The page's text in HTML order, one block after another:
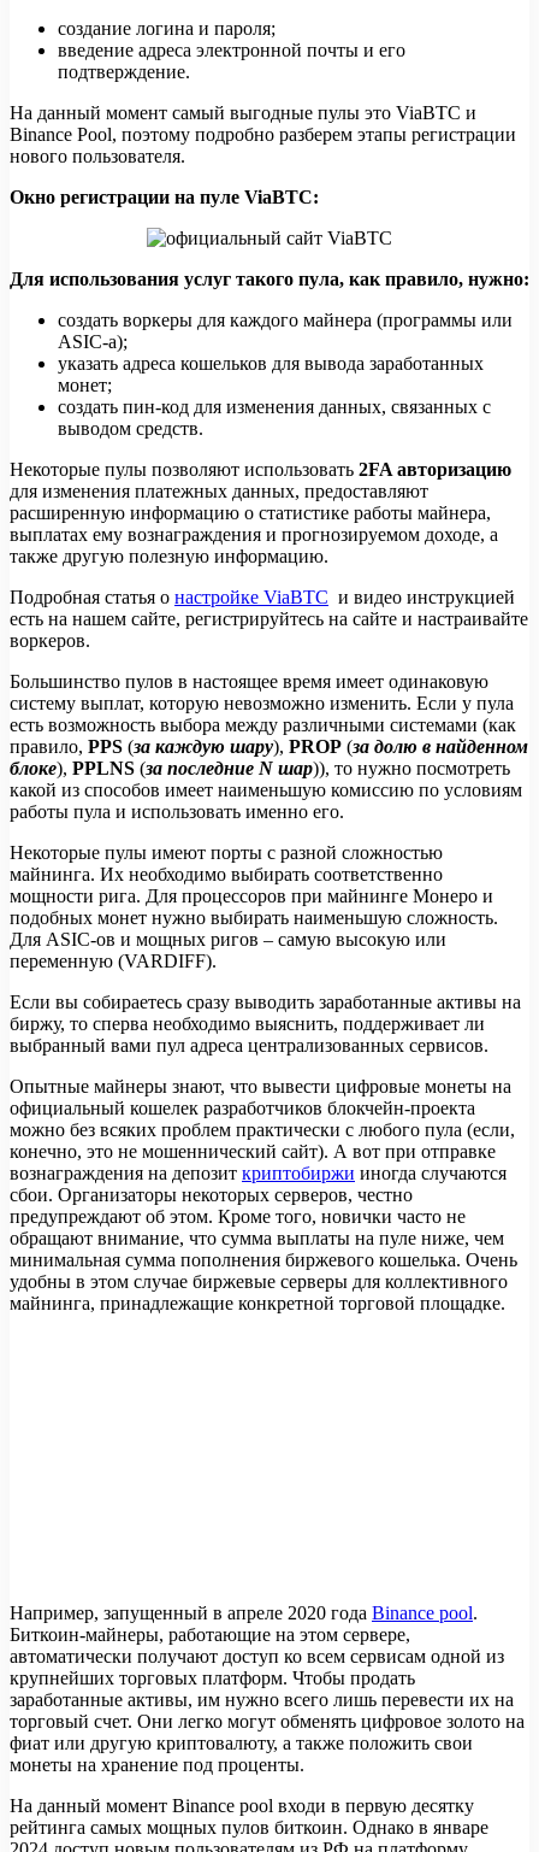
создание логина и пароля;
введение адреса электронной почты и его
подтверждение.
На данный момент самый выгодные пулы это ViaBTC и
Binance Pool, поэтому подробно разберем этапы регистрации
нового пользователя.
Окно регистрации на пуле ViaBTC:
Для использования услуг такого пула, как правило, нужно:
создать воркеры для каждого майнера (программы или
ASIC-а);
указать адреса кошельков для вывода заработанных
монет;
создать пин-код для изменения данных, связанных с
выводом средств.
Некоторые пулы позволяют использовать 2FA авторизацию
для изменения платежных данных, предоставляют
расширенную информацию о статистике работы майнера,
выплатах ему вознаграждения и прогнозируемом доходе, а
также другую полезную информацию.
Подробная статья о настройке ViaBTC и видео инструкцией
есть на нашем сайте, регистрируйтесь на сайте и настраивайте
воркеров.
Большинство пулов в настоящее время имеет одинаковую
систему выплат, которую невозможно изменить. Если у пула
есть возможность выбора между различными системами (как
правило, PPS (за каждую шару), PROP (за долю в найденном
блоке), PPLNS (за последние N шар)), то нужно посмотреть
какой из способов имеет наименьшую комиссию по условиям
работы пула и использовать именно его.
Некоторые пулы имеют порты с разной сложностью
майнинга. Их необходимо выбирать соответственно
мощности рига. Для процессоров при майнинге Монеро и
подобных монет нужно выбирать наименьшую сложность.
Для ASIC-ов и мощных ригов – самую высокую или
переменную (VARDIFF).
Если вы собираетесь сразу выводить заработанные активы на
биржу, то сперва необходимо выяснить, поддерживает ли
выбранный вами пул адреса централизованных сервисов.
Опытные майнеры знают, что вывести цифровые монеты на
официальный кошелек разработчиков блокчейн-проекта
можно без всяких проблем практически с любого пула (если,
конечно, это не мошеннический сайт). А вот при отправке
вознаграждения на депозит криптобиржи иногда случаются
сбои. Организаторы некоторых серверов, честно
предупреждают об этом. Кроме того, новички часто не
обращают внимание, что сумма выплаты на пуле ниже, чем
минимальная сумма пополнения биржевого кошелька. Очень
удобны в этом случае биржевые серверы для коллективного
майнинга, принадлежащие конкретной торговой площадке.
Например, запущенный в апреле 2020 года Binance pool.
Биткоин-майнеры, работающие на этом сервере,
автоматически получают доступ ко всем сервисам одной из
крупнейших торговых платформ. Чтобы продать
заработанные активы, им нужно всего лишь перевести их на
торговый счет. Они легко могут обменять цифровое золото на
фиат или другую криптовалюту, а также положить свои
монеты на хранение под проценты.
На данный момент Binance pool входи в первую десятку
рейтинга самых мощных пулов биткоин. Однако в январе